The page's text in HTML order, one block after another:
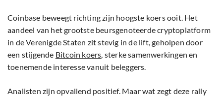
Coinbase beweegt richting zijn hoogste koers ooit. Het
aandeel van het grootste beursgenoteerde cryptoplatform
in de Verenigde Staten zit stevig in de lift, geholpen door
een stijgende Bitcoin koers, sterke samenwerkingen en
toenemende interesse vanuit beleggers.
Analisten zijn opvallend positief. Maar wat zegt deze rally